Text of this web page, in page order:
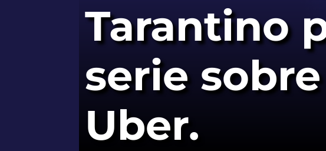
Tarantino
serie
Uber.